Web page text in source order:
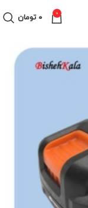
0 ۰ تومان